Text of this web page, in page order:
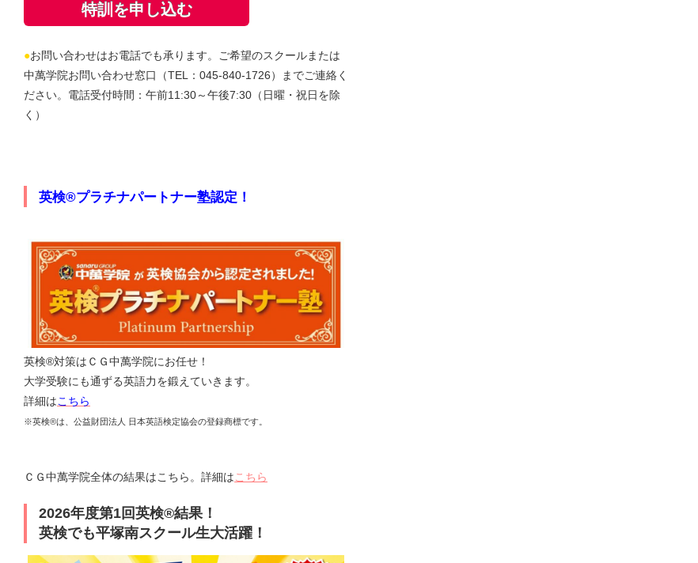
特訓を申し込む
●お問い合わせはお電話でも承ります。ご希望のスクールまたは
中萬学院お問い合わせ窓口（TEL：045-840-1726）までご連絡く
ださい。電話受付時間：午前11:30～午後7:30（日曜・祝日を除
く）
英検®プラチナパートナー塾認定！
英検®対策はＣＧ中萬学院にお任せ！
大学受験にも通ずる英語力を鍛えていきます。
詳細はこちら
※英検®は、公益財団法人 日本英語検定協会の登録商標です。
ＣＧ中萬学院全体の結果はこちら​。詳細はこちら
2026年度第1回英検®結果！
英検でも平塚南スクール生大活躍！